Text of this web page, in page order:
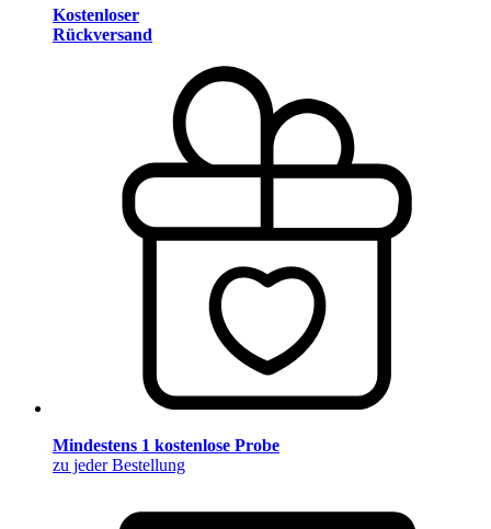
Kostenloser
Rückversand
Mindestens 1 kostenlose Probe
zu jeder Bestellung